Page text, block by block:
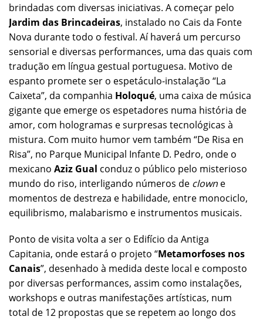
brindadas com diversas iniciativas. A começar pelo
Jardim das Brincadeiras, instalado no Cais da Fonte
Nova durante todo o festival. Aí haverá um percurso
sensorial e diversas performances, uma das quais com
tradução em língua gestual portuguesa. Motivo de
espanto promete ser o espetáculo-instalação “La
Caixeta”, da companhia Holoqué, uma caixa de música
gigante que emerge os espetadores numa história de
amor, com hologramas e surpresas tecnológicas à
mistura. Com muito humor vem também “De Risa en
Risa”, no Parque Municipal Infante D. Pedro, onde o
mexicano Aziz Gual conduz o público pelo misterioso
mundo do riso, interligando números de clown e
momentos de destreza e habilidade, entre monociclo,
equilibrismo, malabarismo e instrumentos musicais.
Ponto de visita volta a ser o Edifício da Antiga
Capitania, onde estará o projeto “Metamorfoses nos
Canais”, desenhado à medida deste local e composto
por diversas performances, assim como instalações,
workshops e outras manifestações artísticas, num
total de 12 propostas que se repetem ao longo dos